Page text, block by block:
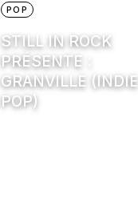
POP
STILL IN ROCK
PRÉSENTE :
GRANVILLE (INDIE
POP)